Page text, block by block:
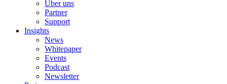
Über uns
Partner
Support
Insights
News
Whitepaper
Events
Podcast
Newsletter